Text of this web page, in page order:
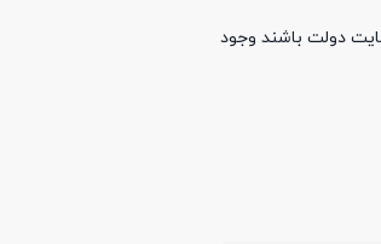
دولت باشند وجود